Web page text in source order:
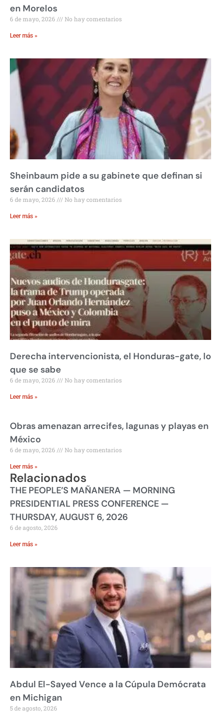
en Morelos
6 de mayo, 2026 No hay comentarios
Leer más »
Sheinbaum pide a su gabinete que definan si
serán candidatos
6 de mayo, 2026 No hay comentarios
Leer más »
Derecha intervencionista, el Honduras-gate, lo
que se sabe
6 de mayo, 2026 No hay comentarios
Leer más »
Obras amenazan arrecifes, lagunas y playas en
México
6 de mayo, 2026 No hay comentarios
Leer más »
Relacionados
THE PEOPLE’S MAÑANERA — MORNING
PRESIDENTIAL PRESS CONFERENCE —
THURSDAY, AUGUST 6, 2026
6 de agosto, 2026
Leer más »
Abdul El-Sayed Vence a la Cúpula Demócrata
en Michigan
5 de agosto, 2026